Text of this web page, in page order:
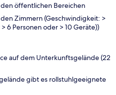
den öffentlichen Bereichen
Zimmern (Geschwindigkeit: >
6 Personen oder > 10 Geräte))
auf dem Unterkunftsgelände (22
gibt es rollstuhlgeeignete